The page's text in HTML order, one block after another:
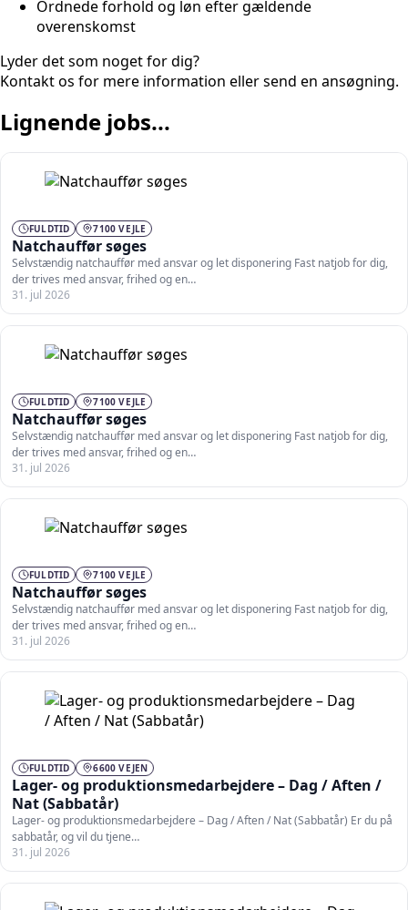
Ordnede forhold og løn efter gældende
overenskomst
Lyder det som noget for dig?
Kontakt os for mere information eller send en ansøgning.
Lignende jobs...
FULDTID 7100 VEJLE
Natchauffør søges
Selvstændig natchauffør med ansvar og let disponering Fast natjob for dig,
der trives med ansvar, frihed og en…
31. jul 2026
FULDTID 7100 VEJLE
Natchauffør søges
Selvstændig natchauffør med ansvar og let disponering Fast natjob for dig,
der trives med ansvar, frihed og en…
31. jul 2026
FULDTID 7100 VEJLE
Natchauffør søges
Selvstændig natchauffør med ansvar og let disponering Fast natjob for dig,
der trives med ansvar, frihed og en…
31. jul 2026
FULDTID 6600 VEJEN
Lager- og produktionsmedarbejdere – Dag / Aften /
Nat (Sabbatår)
Lager- og produktionsmedarbejdere – Dag / Aften / Nat (Sabbatår) Er du på
sabbatår, og vil du tjene…
31. jul 2026